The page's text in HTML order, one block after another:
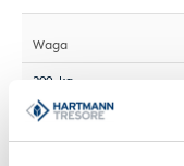
Waga
200 kg
Pojemność